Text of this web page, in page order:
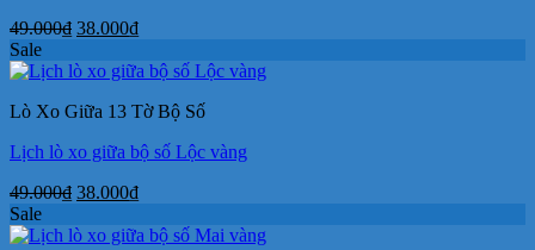
49.000₫ Giá
là:
38.000₫Giá
tại
38.000₫.
Sale
Lò Xo Giữa 13 Tờ Bộ Số
Lịch lò xo giữa bộ số Lộc vàng
49.000₫ Giá
là:
38.000₫Giá
tại
Sale